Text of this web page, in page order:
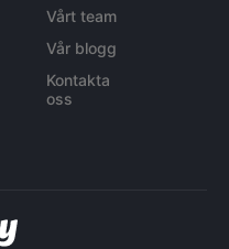
Vårt team
Vår blogg
Kontakta
oss